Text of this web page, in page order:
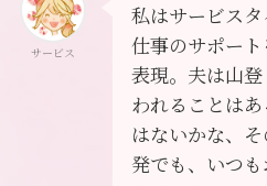
サービス
私はサービス
仕事のサポー
表現。夫は山
われることは
はないかな、
発でも、いつ